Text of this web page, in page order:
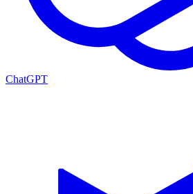
ChatGPT